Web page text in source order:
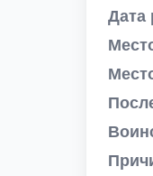
Дата